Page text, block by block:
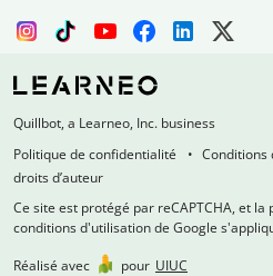
Quillbot, a Learneo, Inc. business
Politique de confidentialité
Conditions
droits d’auteur
Ce site est protégé par reCAPTCHA, et
conditions d'utilisation de Google
Réalisé avec
pour UIUC